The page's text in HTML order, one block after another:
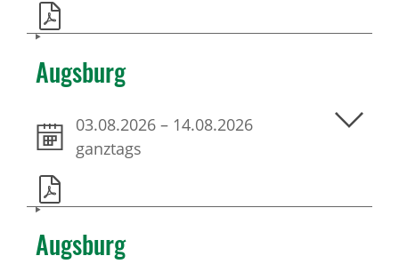
Augsburg
03.08.2026 – 14.08.2026
ganztags
Augsburg